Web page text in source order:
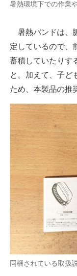
暑熱環境下での作業
暑熱バンドは、
定しているので、
蓄積していたりす
と。加えて、子ど
ため、本製品の推
同梱されている取扱